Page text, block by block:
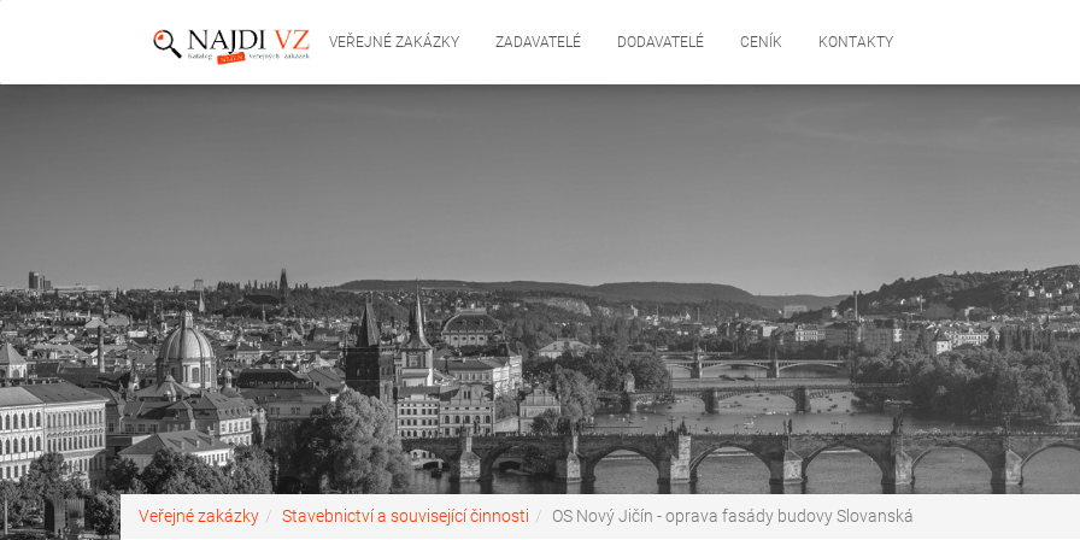
VEŘEJNÉ ZAKÁZKY ZADAVATELÉ DODAVATELÉ CENÍK KONTAKTY
Veřejné zakázky Stavebnictví a související činnosti OS Nový Jičín - oprava fasády budovy Slovanská